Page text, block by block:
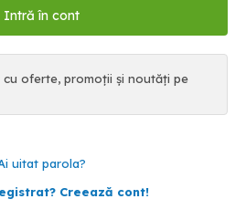
cu oferte, promoții și noutăți pe
uitat parola?
Creează cont!